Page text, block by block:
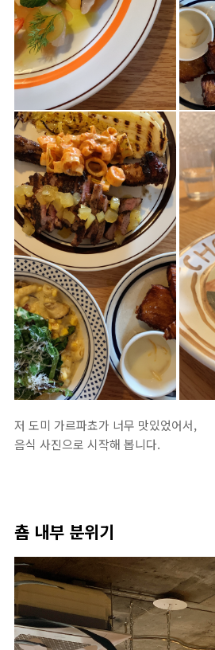
저 도미 가르파쵸가 너무 맛있었어서,
음식 사진으로 시작해 봅니다.
춈 내부 분위기